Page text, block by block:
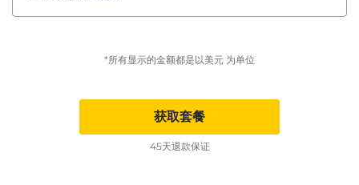
*所有显示的金额都是以美元 为单位
获取套餐
45天退款保证